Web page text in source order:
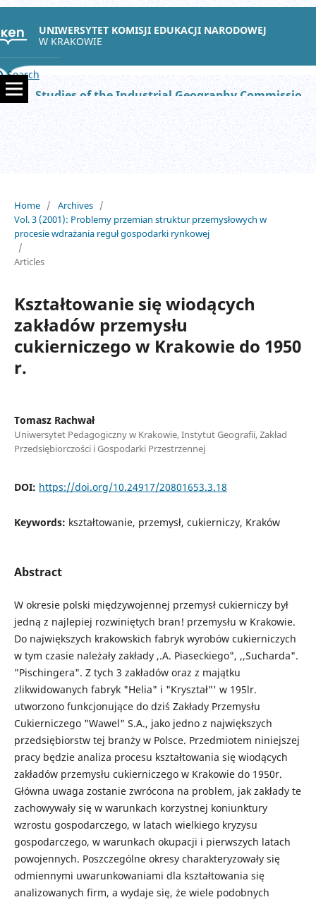
UNIWERSYTET KOMISJI EDUKACJI NARODOWEJ
W KRAKOWIE
Search
Studies of the Industrial Geography Commission of the Polish Geographical Society
Home / Archives /
Vol. 3 (2001): Problemy przemian struktur przemysłowych w
procesie wdrażania reguł gospodarki rynkowej
/
Articles
Kształtowanie się wiodących
zakładów przemysłu
cukierniczego w Krakowie do 1950
r.
Tomasz Rachwał
Uniwersytet Pedagogiczny w Krakowie, Instytut Geografii, Zakład
Przedsiębiorczości i Gospodarki Przestrzennej
DOI: https://doi.org/10.24917/20801653.3.18
Keywords: kształtowanie, przemysł, cukierniczy, Kraków
Abstract
W okresie polski międzywojennej przemysł cukierniczy był
jedną z najlepiej rozwiniętych bran! przemysłu w Krakowie.
Do największych krakowskich fabryk wyrobów cukierniczych
w tym czasie należały zakłady ,.A. Piaseckiego", ,,Sucharda".
"Pischingera". Z tych 3 zakładów oraz z majątku
zlikwidowanych fabryk "Helia" i "Kryształ"' w 195lr.
utworzono funkcjonujące do dziś Zakłady Przemysłu
Cukierniczego "Wawel" S.A., jako jedno z największych
przedsiębiorstw tej branży w Polsce. Przedmiotem niniejszej
pracy będzie analiza procesu kształtowania się wiodących
zakładów przemysłu cukierniczego w Krakowie do 1950r.
Główna uwaga zostanie zwrócona na problem, jak zakłady te
zachowywały się w warunkach korzystnej koniunktury
wzrostu gospodarczego, w latach wielkiego kryzysu
gospodarczego, w warunkach okupacji i pierwszych latach
powojennych. Poszczególne okresy charakteryzowały się
odmiennymi uwarunkowaniami dla kształtowania się
analizowanych firm, a wydaje się, że wiele podobnych